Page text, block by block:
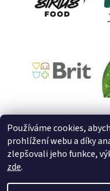
Používáme cookies,
prohlížení webu a díky
zlepšovali jeho funkce,
zde.